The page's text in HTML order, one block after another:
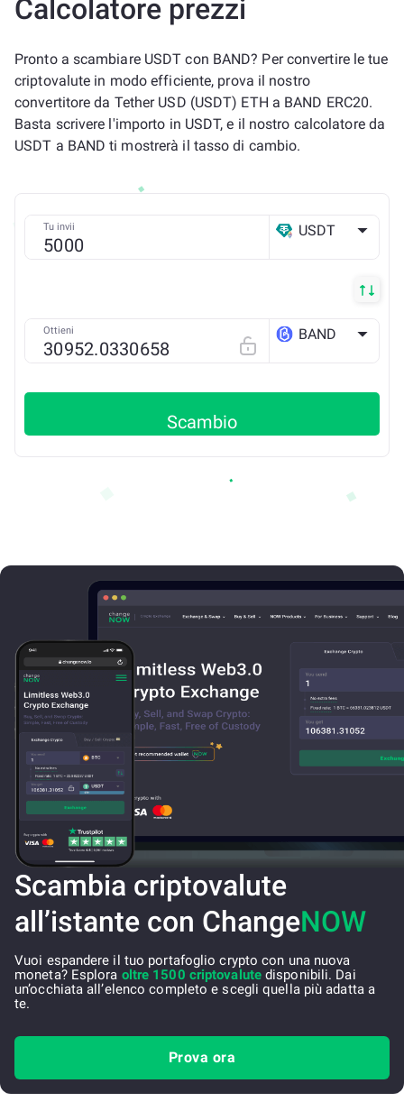
Calcolatore prezzi
Pronto a scambiare USDT con BAND? Per convertire le tue
criptovalute in modo efficiente, prova il nostro
convertitore da Tether USD (USDT) ETH a BAND ERC20.
Basta scrivere l'importo in USDT, e il nostro calcolatore da
USDT a BAND ti mostrerà il tasso di cambio.
Tu invii USDT
Ottieni BAND
Scambio
Scambia criptovalute
all’istante con ChangeNOW
Vuoi espandere il tuo portafoglio crypto con una nuova
moneta? Esplora oltre 1500 criptovalutedisponibili. Dai
un’occhiata all’elenco completo e scegli quella più adatta a
te.
Prova ora